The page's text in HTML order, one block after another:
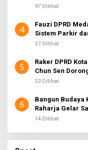
97 Dilihat
4
Fauzi DPRD
Sistem Parkir
37 Dilihat
5
Raker DPRD
Chun Sen
32 Dilihat
6
Bangun Budaya
Raharja Gelar
Industri
14 Dilihat